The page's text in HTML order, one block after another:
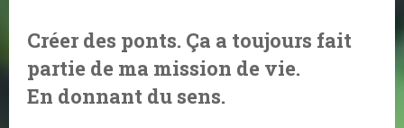
Créer des ponts. Ça a toujours fait
partie de ma mission de vie.
En donnant du sens.